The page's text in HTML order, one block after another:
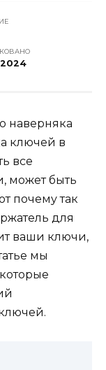
наверняка
ключей в
все
может быть
почему так
для
ваши ключи,
мы